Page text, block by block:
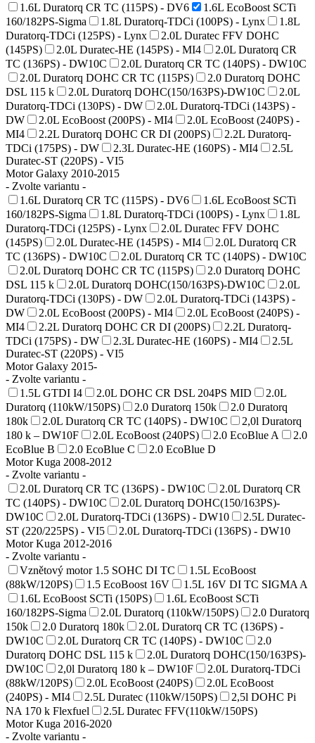
1.6L Duratorq CR TC (115PS) - DV6
1.6L EcoBoost SCTi
160/182PS-Sigma
1.8L Duratorq-TDCi (100PS) - Lynx
1.8L
Duratorq-TDCi (125PS) - Lynx
2.0L Duratec FFV DOHC
(145PS)
2.0L Duratec-HE (145PS) - MI4
2.0L Duratorq CR
TC (136PS) - DW10C
2.0L Duratorq CR TC (140PS) - DW10C
2.0L Duratorq DOHC CR TC (115PS)
2.0 Duratorq DOHC
DSL 115 k
2.0L Duratorq DOHC(150/163PS)-DW10C
2.0L
Duratorq-TDCi (130PS) - DW
2.0L Duratorq-TDCi (143PS) -
DW
2.0L EcoBoost (200PS) - MI4
2.0L EcoBoost (240PS) -
MI4
2.2L Duratorq DOHC CR DI (200PS)
2.2L Duratorq-
TDCi (175PS) - DW
2.3L Duratec-HE (160PS) - MI4
2.5L
Duratec-ST (220PS) - VI5
Motor Galaxy 2010-2015
- Zvolte variantu -
1.6L Duratorq CR TC (115PS) - DV6
1.6L EcoBoost SCTi
160/182PS-Sigma
1.8L Duratorq-TDCi (100PS) - Lynx
1.8L
Duratorq-TDCi (125PS) - Lynx
2.0L Duratec FFV DOHC
(145PS)
2.0L Duratec-HE (145PS) - MI4
2.0L Duratorq CR
TC (136PS) - DW10C
2.0L Duratorq CR TC (140PS) - DW10C
2.0L Duratorq DOHC CR TC (115PS)
2.0 Duratorq DOHC
DSL 115 k
2.0L Duratorq DOHC(150/163PS)-DW10C
2.0L
Duratorq-TDCi (130PS) - DW
2.0L Duratorq-TDCi (143PS) -
DW
2.0L EcoBoost (200PS) - MI4
2.0L EcoBoost (240PS) -
MI4
2.2L Duratorq DOHC CR DI (200PS)
2.2L Duratorq-
TDCi (175PS) - DW
2.3L Duratec-HE (160PS) - MI4
2.5L
Duratec-ST (220PS) - VI5
Motor Galaxy 2015-
- Zvolte variantu -
1.5L GTDI I4
2.0L DOHC CR DSL 204PS MID
2.0L
Duratorq (110kW/150PS)
2.0 Duratorq 150k
2.0 Duratorq
180k
2.0L Duratorq CR TC (140PS) - DW10C
2,0l Duratorq
180 k – DW10F
2.0L EcoBoost (240PS) 2.0 EcoBlue A
2.0
EcoBlue B
2.0 EcoBlue C
2.0 EcoBlue D
Motor Kuga 2008-2012
- Zvolte variantu -
2.0L Duratorq CR TC (136PS) - DW10C
2.0L Duratorq CR
TC (140PS) - DW10C
2.0L Duratorq DOHC(150/163PS)-
DW10C
2.0L Duratorq-TDCi (136PS) - DW10
2.5L Duratec-
ST (220/225PS) - VI5
2.0L Duratorq-TDCi (136PS) - DW10
Motor Kuga 2012-2016
- Zvolte variantu -
Vznětový motor 1.5 SOHC DI TC
1.5L EcoBoost
(88kW/120PS)
1.5 EcoBoost 16V
1.5L 16V DI TC SIGMA A
1.6L EcoBoost SCTi (150PS)
1.6L EcoBoost SCTi
160/182PS-Sigma
2.0L Duratorq (110kW/150PS)
2.0 Duratorq
150k
2.0 Duratorq 180k
2.0L Duratorq CR TC (136PS) -
DW10C
2.0L Duratorq CR TC (140PS) - DW10C
2.0
Duratorq DOHC DSL 115 k
2.0L Duratorq DOHC(150/163PS)-
DW10C
2,0l Duratorq 180 k – DW10F
2.0L Duratorq-TDCi
(88kW/120PS)
2.0L EcoBoost (240PS)
2.0L EcoBoost
(240PS) - MI4
2.5L Duratec (110kW/150PS)
2,5l DOHC Pi
NA 170 k Flexfuel
2.5L Duratec FFV(110kW/150PS)
Motor Kuga 2016-2020
- Zvolte variantu -